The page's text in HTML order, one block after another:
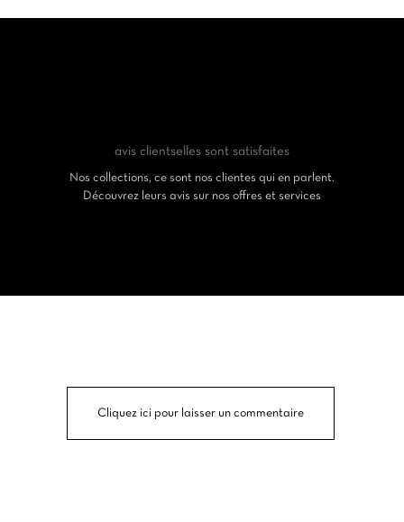
avis clientselles sont satisfaites
Nos collections, ce sont nos clientes qui en parlent.
Découvrez leurs avis sur nos offres et services
Cliquez ici pour laisser un commentaire